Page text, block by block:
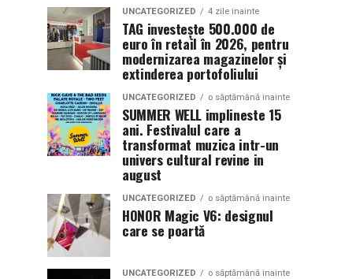
UNCATEGORIZED 4 zile inainte
TAG investește 500.000 de
euro în retail în 2026, pentru
modernizarea magazinelor și
extinderea portofoliului
UNCATEGORIZED o săptămână inainte
SUMMER WELL implineste 15
ani. Festivalul care a
transformat muzica intr-un
univers cultural revine in
august
UNCATEGORIZED o săptămână inainte
HONOR Magic V6: designul
care se poartă
UNCATEGORIZED o săptămână inainte